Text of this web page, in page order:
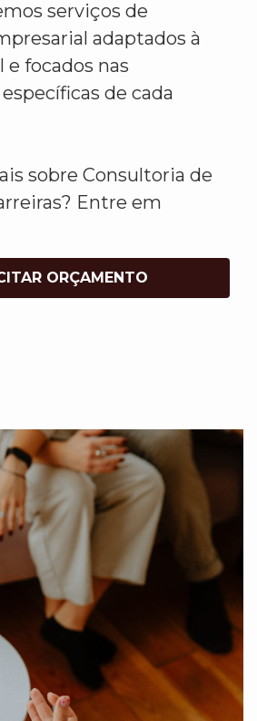
serviços de
adaptados à
e focados nas
de cada
sobre Consultoria de
Entre em
ORÇAMENTO